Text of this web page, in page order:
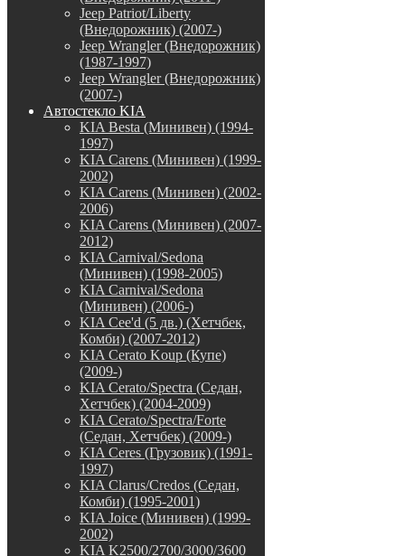
Jeep Patriot/Liberty
(Внедорожник) (2007-)
Jeep Wrangler (Внедорожник)
(1987-1997)
Jeep Wrangler (Внедорожник)
(2007-)
Автостекло KIA
KIA Besta (Минивен) (1994-
1997)
KIA Carens (Минивен) (1999-
2002)
KIA Carens (Минивен) (2002-
2006)
KIA Carens (Минивен) (2007-
2012)
KIA Carnival/Sedona
(Минивен) (1998-2005)
KIA Carnival/Sedona
(Минивен) (2006-)
KIA Cee'd (5 дв.) (Хетчбек,
Комби) (2007-2012)
KIA Cerato Koup (Купе)
(2009-)
KIA Cerato/Spectra (Седан,
Хетчбек) (2004-2009)
KIA Cerato/Spectra/Forte
(Седан, Хетчбек) (2009-)
KIA Ceres (Грузовик) (1991-
1997)
KIA Clarus/Credos (Седан,
Комби) (1995-2001)
KIA Joice (Минивен) (1999-
2002)
KIA K2500/2700/3000/3600